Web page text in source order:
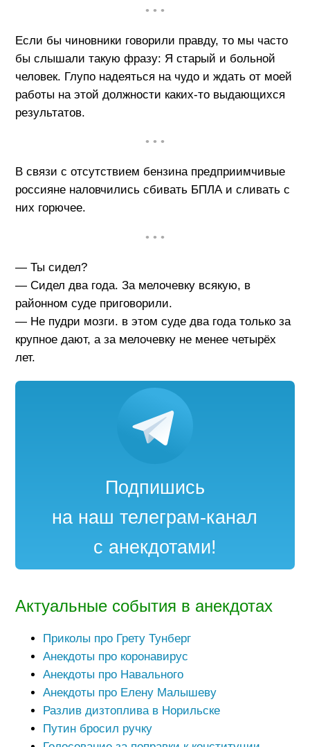
• • •
Если бы чиновники говорили правду, то мы часто
бы слышали такую фразу: Я старый и больной
человек. Глупо надеяться на чудо и ждать от моей
работы на этой должности каких-то выдающихся
результатов.
• • •
В связи с отсутствием бензина предприимчивые
россияне наловчились сбивать БПЛА и сливать с
них горючее.
• • •
— Ты сидел?
— Сидел два года. За мелочевку всякую, в
районном суде приговорили.
— Не пудри мозги. в этом суде два года только за
крупное дают, а за мелочевку не менее четырёх
лет.
Подпишись
на наш телеграм-канал
с анекдотами!
Актуальные события в анекдотах
Приколы про Грету Тунберг
Анекдоты про коронавирус
Анекдоты про Навального
Анекдоты про Елену Малышеву
Разлив дизтоплива в Норильске
Путин бросил ручку